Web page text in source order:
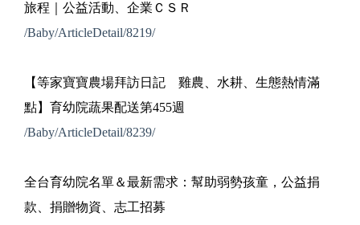
旅程｜公益活動、企業ＣＳＲ
/Baby/ArticleDetail/8219/
【等家寶寶農場拜訪日記 雞農、水耕、生態熱情滿
點】育幼院蔬果配送第455週
/Baby/ArticleDetail/8239/
全台育幼院名單＆最新需求：幫助弱勢孩童，公益捐
款、捐贈物資、志工招募